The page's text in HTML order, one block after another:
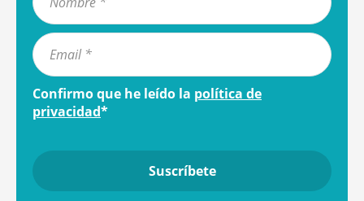
Confirmo que he leído la política de
privacidad*